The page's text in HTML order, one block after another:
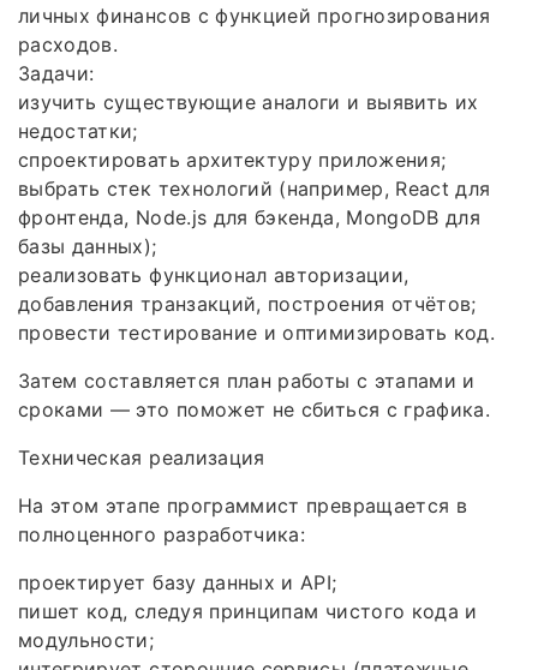
личных финансов с функцией прогнозирования
расходов.
Задачи:
изучить существующие аналоги и выявить их
недостатки;
спроектировать архитектуру приложения;
выбрать стек технологий (например, React для
фронтенда, Node.js для бэкенда, MongoDB для
базы данных);
реализовать функционал авторизации,
добавления транзакций, построения отчётов;
провести тестирование и оптимизировать код.
Затем составляется план работы с этапами и
сроками — это поможет не сбиться с графика.
Техническая реализация
На этом этапе программист превращается в
полноценного разработчика:
проектирует базу данных и API;
пишет код, следуя принципам чистого кода и
модульности;